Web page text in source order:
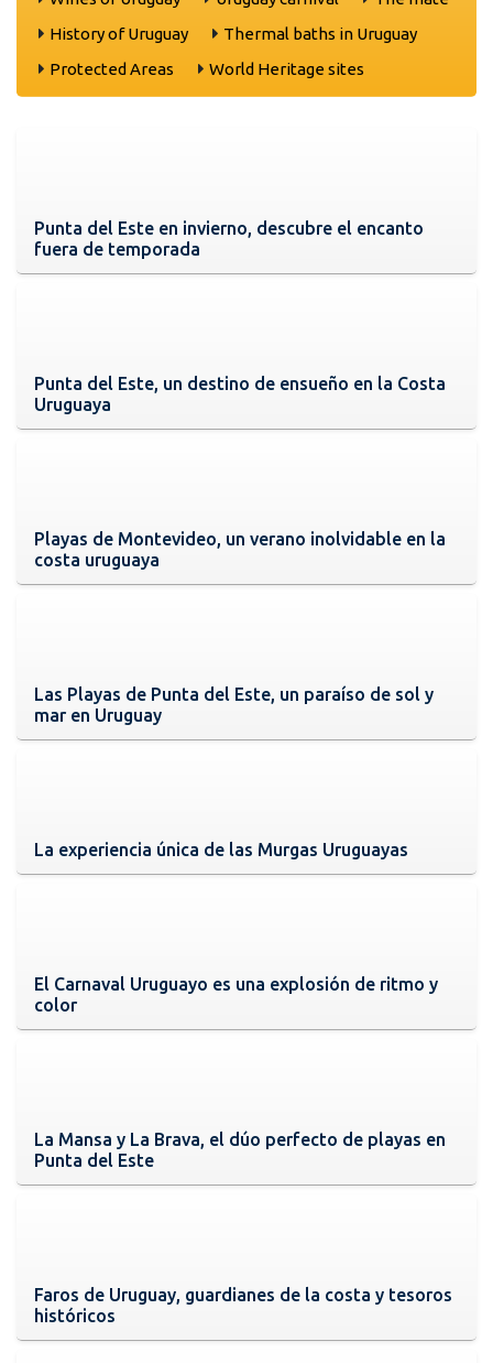
History of Uruguay
Thermal baths in Uruguay
Protected Areas
World Heritage sites
Punta del Este en invierno, descubre el encanto
fuera de temporada
Punta del Este, un destino de ensueño en la Costa
Uruguaya
Playas de Montevideo, un verano inolvidable en la
costa uruguaya
Las Playas de Punta del Este, un paraíso de sol y
mar en Uruguay
La experiencia única de las Murgas Uruguayas
El Carnaval Uruguayo es una explosión de ritmo y
color
La Mansa y La Brava, el dúo perfecto de playas en
Punta del Este
Faros de Uruguay, guardianes de la costa y tesoros
históricos